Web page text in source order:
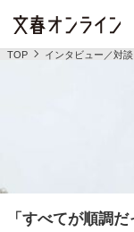
TOP インタビュー／対談
「すべてが順調